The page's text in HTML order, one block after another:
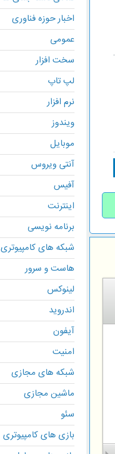
اخبار حوزه فناوری
عمومی
سخت افزار
لپ تاپ
نرم افزار
ویندوز
موبایل
آنتی ویروس
آفیس
اینترنت
برنامه نویسی
شبکه های کامپیوتری
هاست و سرور
لینوکس
اندروید
آیفون
امنیت
شبکه های مجازی
ماشین مجازی
سئو
بازی های کامپیوتری